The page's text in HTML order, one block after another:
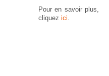
Pour en savoir plus,
cliquez ici